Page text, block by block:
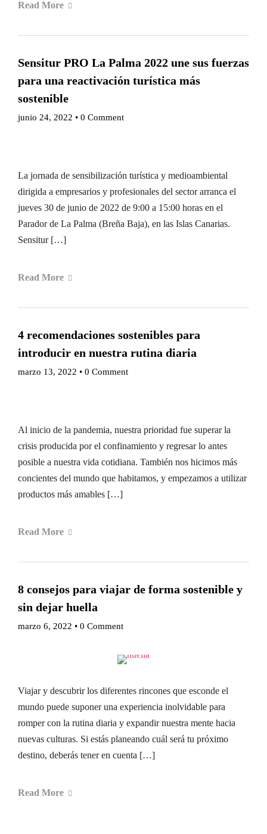
Read More
Sensitur PRO La Palma 2022 une sus fuerzas
para una reactivación turística más
sostenible
junio 24, 2022 • 0 Comment
La jornada de sensibilización turística y medioambiental
dirigida a empresarios y profesionales del sector arranca el
jueves 30 de junio de 2022 de 9:00 a 15:00 horas en el
Parador de La Palma (Breña Baja), en las Islas Canarias.
Sensitur […]
Read More
4 recomendaciones sostenibles para
introducir en nuestra rutina diaria
marzo 13, 2022 • 0 Comment
Al inicio de la pandemia, nuestra prioridad fue superar la
crisis producida por el confinamiento y regresar lo antes
posible a nuestra vida cotidiana. También nos hicimos más
concientes del mundo que habitamos, y empezamos a utilizar
productos más amables […]
Read More
8 consejos para viajar de forma sostenible y
sin dejar huella
marzo 6, 2022 • 0 Comment
Viajar y descubrir los diferentes rincones que esconde el
mundo puede suponer una experiencia inolvidable para
romper con la rutina diaria y expandir nuestra mente hacia
nuevas culturas. Si estás planeando cuál será tu próximo
destino, deberás tener en cuenta […]
Read More